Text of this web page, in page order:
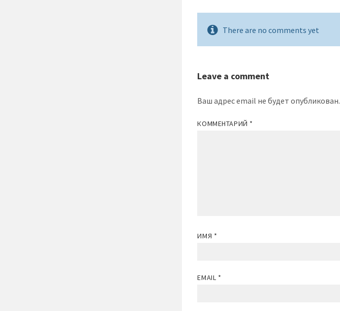
There are no comments yet
Leave a comment
Ваш адрес email не будет опубликован.
КОММЕНТАРИЙ *
ИМЯ *
EMAIL *